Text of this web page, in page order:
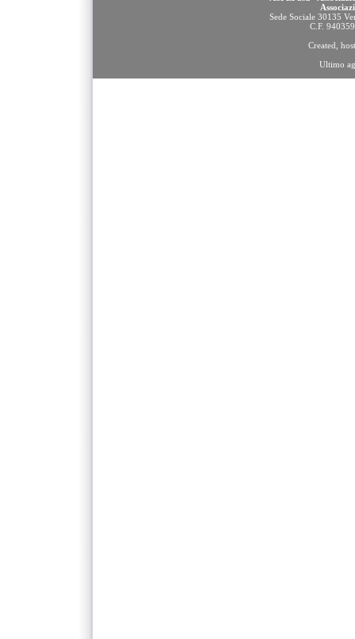
Sede Sociale 30135
C.F.
Created,
Ultimo